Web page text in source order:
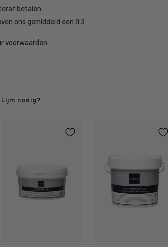
betalen
ons gemiddeld een 9.3
voorwaarden
Lijm nodig?